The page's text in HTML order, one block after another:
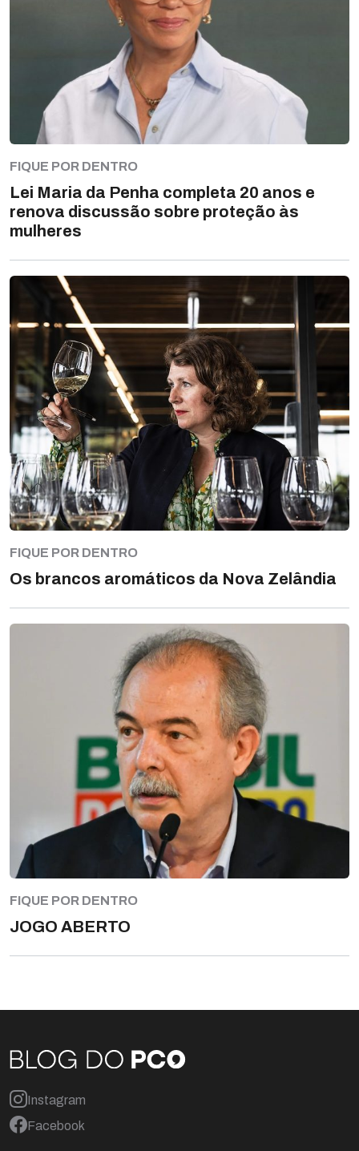
FIQUE POR DENTRO
Lei Maria da Penha completa 20 anos e
renova discussão sobre proteção às
mulheres
FIQUE POR DENTRO
Os brancos aromáticos da Nova Zelândia
FIQUE POR DENTRO
JOGO ABERTO
Instagram
Facebook